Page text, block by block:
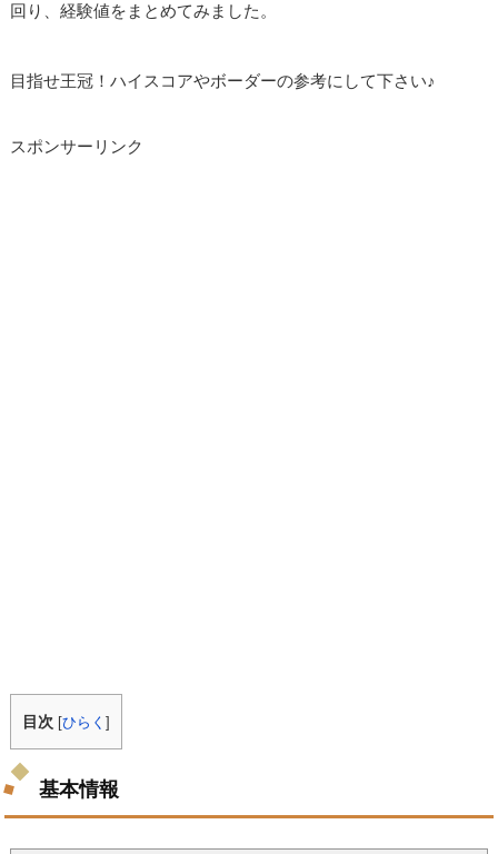
回り、経験値をまとめてみました。
目指せ王冠！ハイスコアやボーダーの参考にして下さい♪
スポンサーリンク
目次 [ひらく]
基本情報